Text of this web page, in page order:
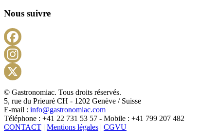
Nous suivre
X
© Gastronomiac. Tous droits réservés.
5, rue du Prieuré CH - 1202 Genève / Suisse
E-mail : info@gastronomiac.com
Téléphone : +41 22 731 53 57 - Mobile : +41 799 207 482
CONTACT | Mentions légales | CGVU